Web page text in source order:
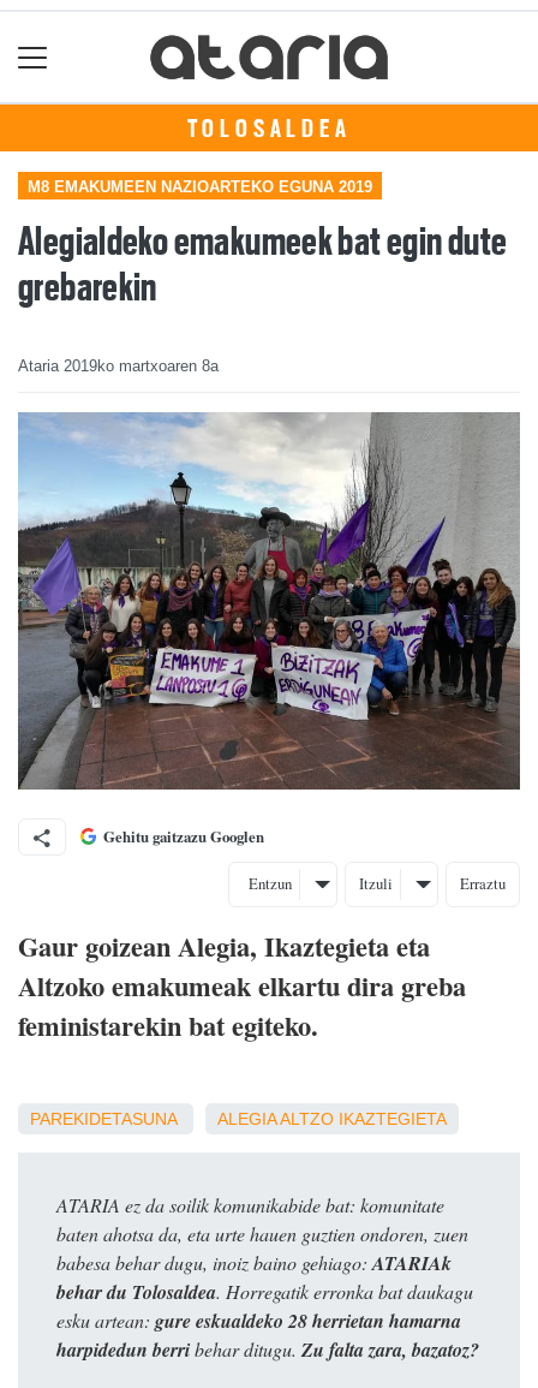
TOLOSALDEA
M8 EMAKUMEEN NAZIOARTEKO EGUNA 2019
Alegialdeko emakumeek bat egin dute
grebarekin
Ataria 2019ko martxoaren 8a
Gehitu gaitzazu Googlen
Entzun Itzuli Erraztu
Gaur goizean Alegia, Ikaztegieta eta
Altzoko emakumeak elkartu dira greba
feministarekin bat egiteko.
PAREKIDETASUNA ALEGIAALTZO IKAZTEGIETA
ATARIA ez da soilik komunikabide bat: komunitate
baten ahotsa da, eta urte hauen guztien ondoren, zuen
babesa behar dugu, inoiz baino gehiago:ATARIAk
behar du Tolosaldea. Horregatik erronka bat daukagu
esku artean: gure eskualdeko 28 herrietan hamarna
harpidedun berribehar ditugu. Zu falta zara, bazatoz?